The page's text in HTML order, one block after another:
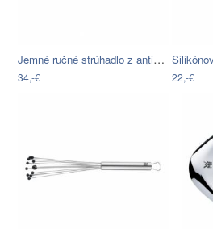
Jemné ručné strúhadlo z antikoro ocele…
34,-€ 22,-€